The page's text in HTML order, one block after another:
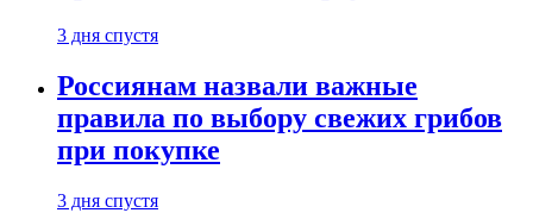
3 дня спустя
Россиянам назвали важные
правила по выбору свежих грибов
при покупке
3 дня спустя